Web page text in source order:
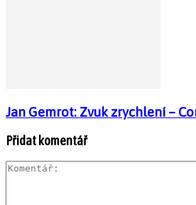
Jan Gemrot: Zvuk zrychlení –
Přidat komentář